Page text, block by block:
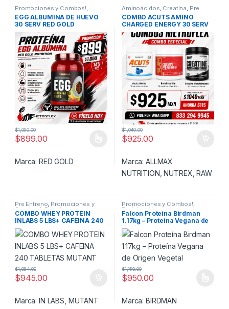
Promociones y Combos!
Proteina
EGG ALBUMINA DE HUEVO
30 SERV RED GOLD
$899.00
$1,050.00
Este producto tiene múltiples variantes. Las opciones se
Marca:RED GOLD
Aminoácidos Creatina Pre
Entreno, Promociones y
Combos!
COMBO ACUTS AMINO
CHARGED ENERGY 30 SERV
ALLMAX+BUM ESSENTIAL 30
SERV RAW SPORT+CREATINA
60 SERV NUTREX
$925.00
$1,040.00
Marca:ALLMAX
NUTRITION ,NUTREX ,RAW
Pre Entreno, Promociones y
Combos!,Proteina
COMBO WHEY PROTEIN
INLABS 5 LBS+ CAFEINA 240
TABLETAS MUTANT
$945.00
$1,064.00
Marca:IN LABS MUTANT
Promociones y Combos!,
Proteina,Vegana
Falcon Proteína Birdman
1.17kg – Proteína Vegana de
Origen Vegetal
$950.00
$1,150.00
Este producto tiene múltiples
Marca:BIRDMAN